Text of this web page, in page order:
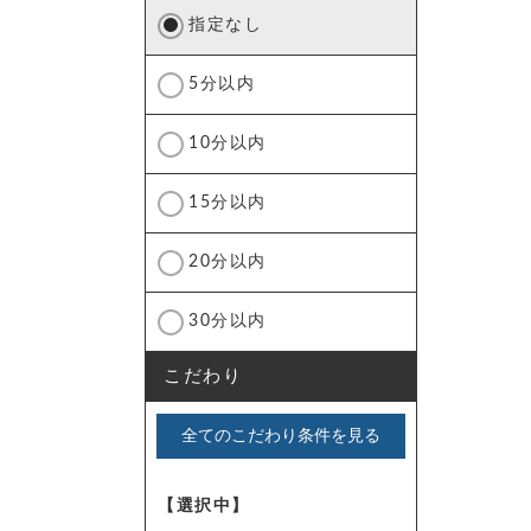
指定なし
5分以内
10分以内
15分以内
20分以内
30分以内
こだわり
全てのこだわり条件を見る
【選択中】